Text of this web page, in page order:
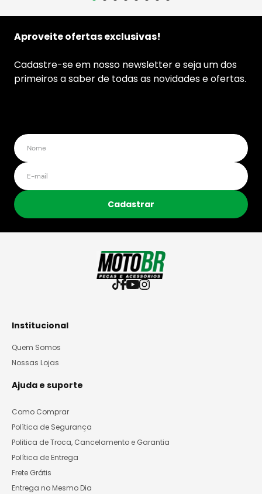
Aproveite ofertas exclusivas!
Cadastre-se em nosso newsletter e seja um dos
primeiros a saber de todas as novidades e ofertas.
Cadastrar
Institucional
Quem Somos
Nossas Lojas
Ajuda e suporte
Como Comprar
Política de Segurança
Politica de Troca, Cancelamento e Garantia
Política de Entrega
Frete Grátis
Entrega no Mesmo Dia